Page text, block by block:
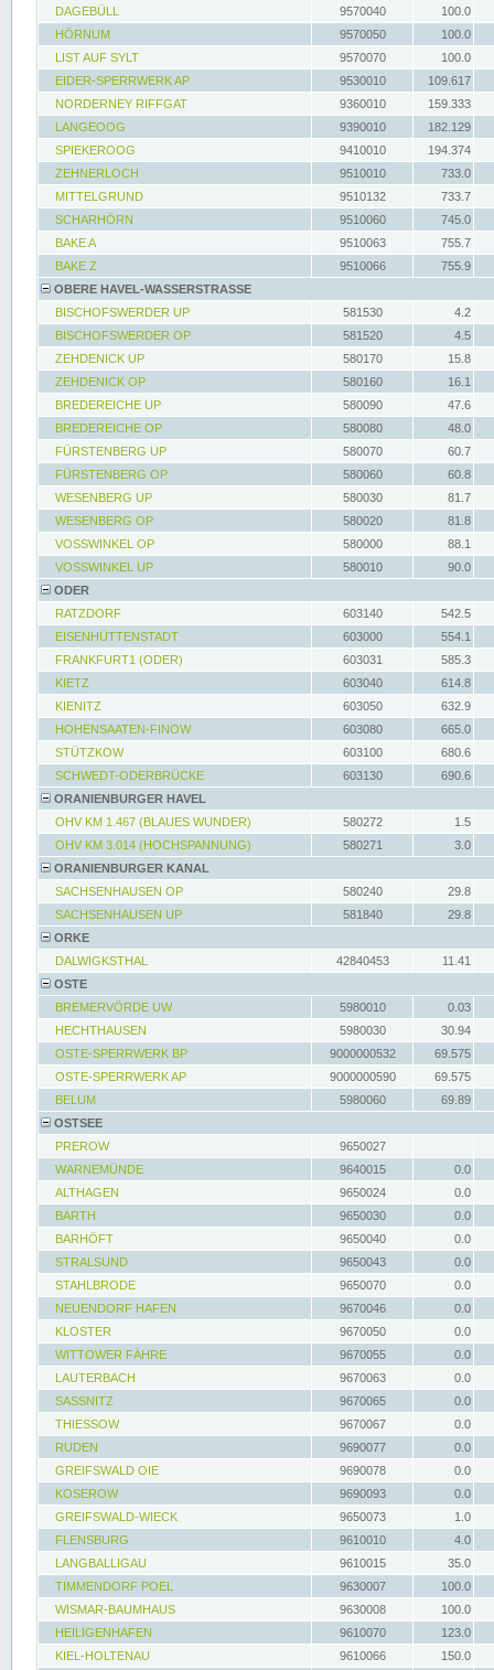
DAGEBÜLL 9570040
100.0
HÖRNUM
9570050
100.0
LIST AUF SYLT
9570070
100.0
EIDER-SPERRWERK AP
9530010
109.617
NORDERNEY RIFFGAT
9360010
159.333
LANGEOOG
9390010
182.129
SPIEKEROOG
9410010
194.374
ZEHNERLOCH
9510010
733.0
MITTELGRUND
9510132
733.7
SCHARHÖRN
9510060
745.0
BAKE A
9510063
755.7
BAKE Z
9510066
755.9
OBERE HAVEL-WASSERSTRASSE
BISCHOFSWERDER UP
581530
4.2
BISCHOFSWERDER OP
581520
4.5
ZEHDENICK UP
580170
15.8
ZEHDENICK OP
580160
16.1
BREDEREICHE UP
580090
47.6
BREDEREICHE OP
580080
48.0
FÜRSTENBERG UP
580070
60.7
FÜRSTENBERG OP
580060
60.8
WESENBERG UP
580030
81.7
WESENBERG OP
580020
81.8
VOSSWINKEL OP
580000
88.1
VOSSWINKEL UP
580010
90.0
ODER
RATZDORF
603140
542.5
EISENHÜTTENSTADT
603000
554.1
FRANKFURT1 (ODER)
603031
585.3
KIETZ
603040
614.8
KIENITZ
603050
632.9
HOHENSAATEN-FINOW
603080
665.0
STÜTZKOW
603100
680.6
SCHWEDT-ODERBRÜCKE
603130
690.6
ORANIENBURGER HAVEL
OHV KM 1.467 (BLAUES WUNDER)
580272
1.5
OHV KM 3.014 (HOCHSPANNUNG)
580271
3.0
ORANIENBURGER KANAL
SACHSENHAUSEN OP
580240
29.8
SACHSENHAUSEN UP
581840
29.8
ORKE
DALWIGKSTHAL
42840453
11.41
OSTE
BREMERVÖRDE UW
5980010
0.03
HECHTHAUSEN
5980030
30.94
OSTE-SPERRWERK BP
9000000532
69.575
OSTE-SPERRWERK AP
9000000590
69.575
BELUM
5980060
69.89
OSTSEE
PREROW
9650027
WARNEMÜNDE
9640015
0.0
ALTHAGEN
9650024
0.0
BARTH
9650030
0.0
BARHÖFT
9650040
0.0
STRALSUND
9650043
0.0
STAHLBRODE
9650070
0.0
NEUENDORF HAFEN
9670046
0.0
KLOSTER
9670050
0.0
WITTOWER FÄHRE
9670055
0.0
LAUTERBACH
9670063
0.0
SASSNITZ
9670065
0.0
THIESSOW
9670067
0.0
RUDEN
9690077
0.0
GREIFSWALD OIE
9690078
0.0
KOSEROW
9690093
0.0
GREIFSWALD-WIECK
9650073
1.0
FLENSBURG
9610010
4.0
LANGBALLIGAU
9610015
35.0
TIMMENDORF POEL
9630007
100.0
WISMAR-BAUMHAUS
9630008
100.0
HEILIGENHAFEN
9610070
123.0
KIEL-HOLTENAU
9610066
150.0